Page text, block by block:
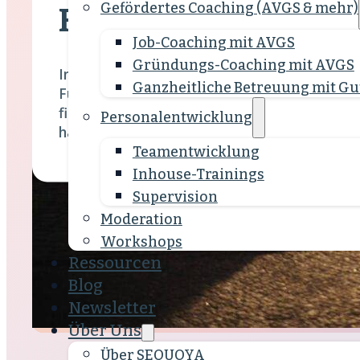
Gefördertes Coaching (AVGS & mehr)
Job-Coaching mit AVGS
Gründungs-Coaching mit AVGS
Ganzheitliche Betreuung mit
Personalentwicklung
Team­entwicklung
Inhouse-Trainings
Supervision
Moderation
Workshops
Ressourcen
Blog
Newsletter
Über Uns
Über SEQUOYA
Führungskräfte-
Im Führungskräfte-Coaching bauen wir
Führungskraft aus und unterstützen dabei,
finden, das volle Potenzial zu entfalten –
haben für ein Leben jenseits der Arbeit.